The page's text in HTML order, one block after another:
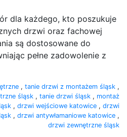
dla każdego, kto poszukuje
drzwi oraz fachowej
są dostosowane do
pełne zadowolenie z
, tanie drzwi z montażem śląsk ,
śląsk , tanie drzwi śląsk , montaż
, drzwi wejściowe katowice , drzwi
, drzwi antywłamaniowe katowice ,
drzwi zewnętrzne śląsk